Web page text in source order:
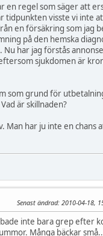
en regel som säger att
tidpunkten visste vi inte
en försäkring som jag
på den hemska
Nu har jag förstås
sjukdomen är
som grund för
är skillnaden?
Man har ju inte en chans
Senast ändrad: 2010-04-18,
inte bara grep efter
Många bäckar